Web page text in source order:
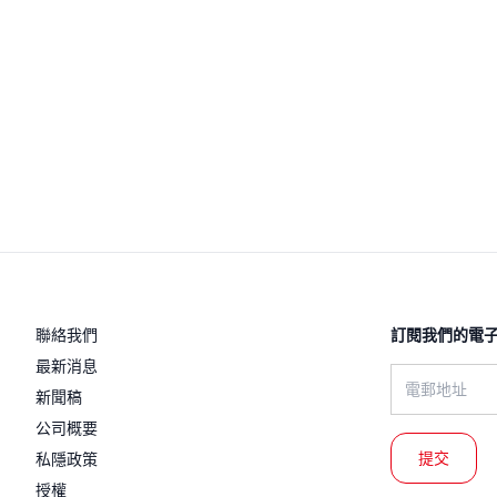
聯絡我們
最新消息
新聞稿
公司概要
私隱政策
授權
訂閱我們的電